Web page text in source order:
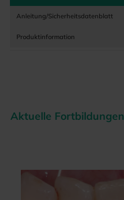
Anleitung/Sicherheitsdatenblatt
Produktinformation
Aktuelle Fortbildungen